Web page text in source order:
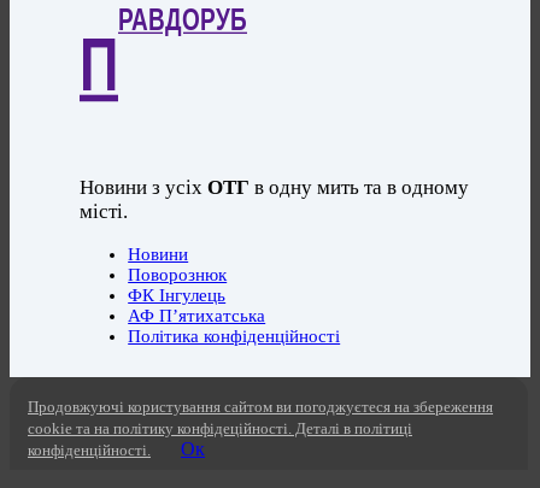
П
РАВДОРУБ
Новини з усіхОТГ в одну мить та в одному
місті.
Новини
Поворознюк
ФК Інгулець
АФ П’ятихатська
Політика конфіденційності
Продовжуючі користування сайтом ви погоджуєтеся на збереження
cookie та на політику конфідеційності. Деталі в політиці
конфіденційності.
Ок